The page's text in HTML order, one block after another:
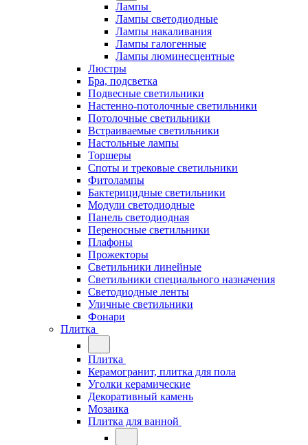
Лампы
Лампы светодиодные
Лампы накаливания
Лампы галогенные
Лампы люминесцентные
Люстры
Бра, подсветка
Подвесные светильники
Настенно-потолочные светильники
Потолочные светильники
Встраиваемые светильники
Настольные лампы
Торшеры
Споты и трековые светильники
Фитолампы
Бактерицидные светильники
Модули светодиодные
Панель светодиодная
Переносные светильники
Плафоны
Прожекторы
Светильники линейные
Светильники специального назначения
Светодиодные ленты
Уличные светильники
Фонари
Плитка
Плитка
Керамогранит, плитка для пола
Уголки керамические
Декоративный камень
Мозаика
Плитка для ванной